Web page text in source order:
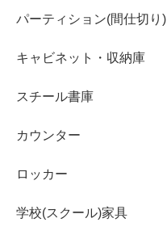
パーティション(間仕切り)
キャビネット・収納庫
スチール書庫
カウンター
ロッカー
学校(スクール)家具